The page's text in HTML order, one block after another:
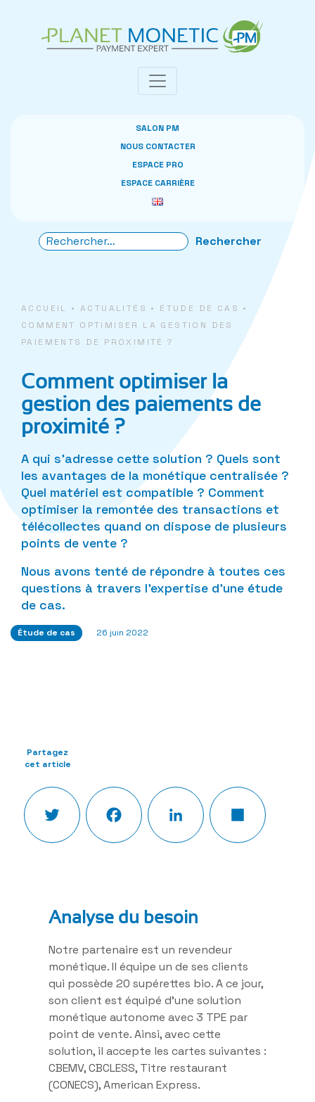
SALON PM
NOUS CONTACTER
ESPACE PRO
ESPACE CARRIÈRE
ACCUEIL •ACTUALITÉS • ÉTUDE DE CAS •
COMMENT OPTIMISER LA GESTION DES
PAIEMENTS DE PROXIMITÉ ?
Comment optimiser la
gestion des paiements de
proximité ?
A qui s’adresse cette solution ? Quels sont
les avantages de la monétique centralisée ?
Quel matériel est compatible ? Comment
optimiser la remontée des transactions et
télécollectes quand on dispose de plusieurs
points de vente ?
Nous avons tenté de répondre à toutes ces
questions à travers l’expertise d’une étude
de cas.
Étude de cas 26 juin 2022
Partagez
cet article
Twitter Facebook LinkedIn
Analyse du besoin
Notre partenaire est un revendeur
monétique. Il équipe un de ses clients
qui possède 20 supérettes bio. A ce jour,
son client est équipé d’une solution
monétique autonome avec 3 TPE par
point de vente. Ainsi, avec cette
solution, il accepte les cartes suivantes :
CBEMV, CBCLESS, Titre restaurant
(CONECS), American Express.